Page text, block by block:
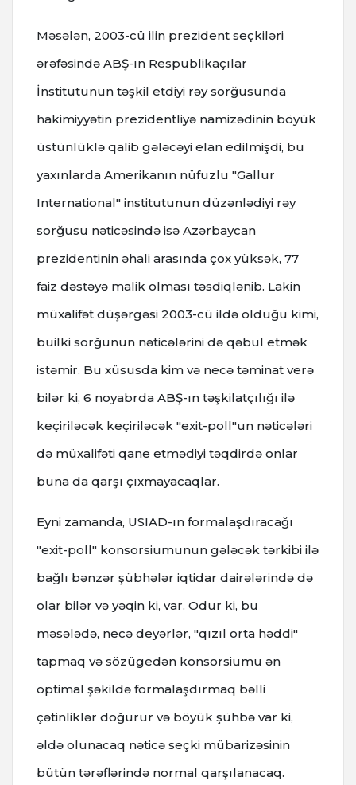
Məsələn, 2003-cü ilin prezident seçkiləri
ərəfəsində ABŞ-ın Respublikaçılar
İnstitutunun təşkil etdiyi rəy sorğusunda
hakimiyyətin prezidentliyə namizədinin böyük
üstünlüklə qalib gələcəyi elan edilmişdi, bu
yaxınlarda Amerikanın nüfuzlu "Gallur
International" institutunun düzənlədiyi rəy
sorğusu nəticəsində isə Azərbaycan
prezidentinin əhali arasında çox yüksək, 77
faiz dəstəyə malik olması təsdiqlənib. Lakin
müxalifət düşərgəsi 2003-cü ildə olduğu kimi,
builki sorğunun nəticələrini də qəbul etmək
istəmir. Bu xüsusda kim və necə təminat verə
bilər ki, 6 noyabrda ABŞ-ın təşkilatçılığı ilə
keçiriləcək keçiriləcək "exit-poll"un nəticələri
də müxalifəti qane etmədiyi təqdirdə onlar
buna da qarşı çıxmayacaqlar.
Eyni zamanda, USIAD-ın formalaşdıracağı
"exit-poll" konsorsiumunun gələcək tərkibi ilə
bağlı bənzər şübhələr iqtidar dairələrində də
olar bilər və yəqin ki, var. Odur ki, bu
məsələdə, necə deyərlər, "qızıl orta həddi"
tapmaq və sözügedən konsorsiumu ən
optimal şəkildə formalaşdırmaq bəlli
çətinliklər doğurur və böyük şühbə var ki,
əldə olunacaq nəticə seçki mübarizəsinin
bütün tərəflərində normal qarşılanacaq.